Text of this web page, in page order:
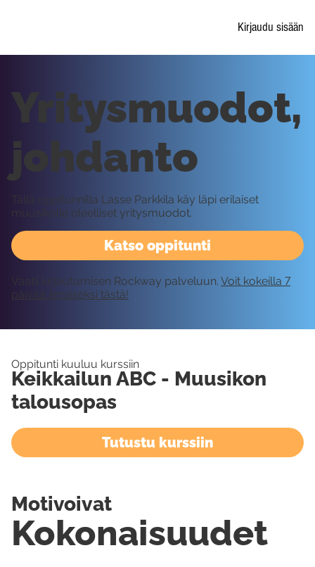
Kirjaudu sisään
Katso oppitunti
Yritysmuodot,
johdanto
Tällä oppitunnilla Lasse Parkkila käy läpi erilaiset
muusikolle oleelliset yritysmuodot.
Vaatii kirjautumisen Rockway palveluun. Voit kokeilla 7
päivää ilmaiseksi tästä!
Oppitunti kuuluu kurssiin
Keikkailun ABC - Muusikon
talousopas
Tutustu kurssiin
Kokonaisuudet
Motivoivat